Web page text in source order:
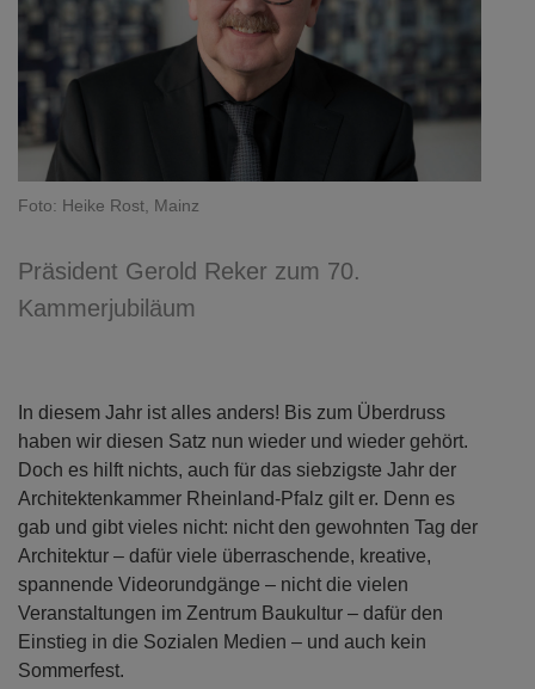
Foto: Heike Rost, Mainz
Präsident Gerold Reker zum 70.
Kammerjubiläum
In diesem Jahr ist alles anders! Bis zum Überdruss
haben wir diesen Satz nun wieder und wieder gehört.
Doch es hilft nichts, auch für das siebzigste Jahr der
Architektenkammer Rheinland-Pfalz gilt er. Denn es
gab und gibt vieles nicht: nicht den gewohnten Tag der
Architektur – dafür viele überraschende, kreative,
spannende Videorundgänge – nicht die vielen
Veranstaltungen im Zentrum Baukultur – dafür den
Einstieg in die Sozialen Medien – und auch kein
Sommerfest.